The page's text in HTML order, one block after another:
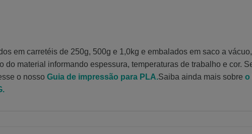
em carretéis de 250g, 500g e 1,0kg e embalados em saco a
do material informando espessura, temperaturas de trabalho e cor.
o nosso Guia de impressão para PLA.Saiba ainda mais sobre o